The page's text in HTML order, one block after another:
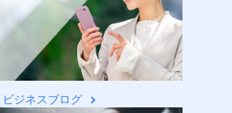
ビジネスブログ